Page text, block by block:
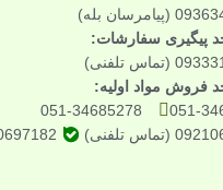
بله)
پیگیری سفارشات:
تلفنی)
فروش مواد اولیه:
051-
051-34685278
تلفنی)
09210697182